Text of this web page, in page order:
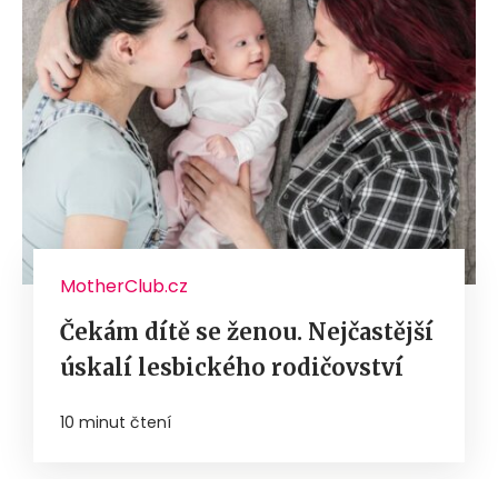
MotherClub.cz
Čekám dítě se ženou. Nejčastější
úskalí lesbického rodičovství
10 minut čtení